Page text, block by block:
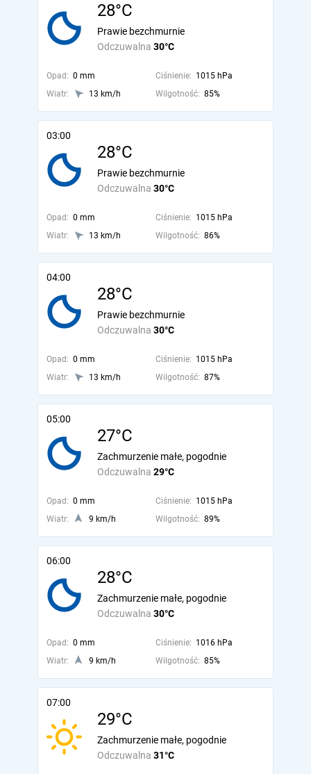
28°C
Odczuwalna 30°C
Prawie bezchmurnie
Opad: 0 mm Ciśnienie: 1015 hPa
Wiatr:
13 km/h Wilgotność: 85%
03:00
28°C
Odczuwalna 30°C
Prawie bezchmurnie
Opad: 0 mm Ciśnienie: 1015 hPa
Wiatr:
13 km/h Wilgotność: 86%
04:00
28°C
Odczuwalna 30°C
Prawie bezchmurnie
Opad: 0 mm Ciśnienie: 1015 hPa
Wiatr:
13 km/h Wilgotność: 87%
05:00
27°C
Odczuwalna 29°C
Zachmurzenie małe, pogodnie
Opad: 0 mm Ciśnienie: 1015 hPa
Wiatr:
9 km/h Wilgotność: 89%
06:00
28°C
Odczuwalna 30°C
Zachmurzenie małe, pogodnie
Opad: 0 mm Ciśnienie: 1016 hPa
Wiatr:
9 km/h Wilgotność: 85%
07:00
29°C
Odczuwalna 31°C
Zachmurzenie małe, pogodnie